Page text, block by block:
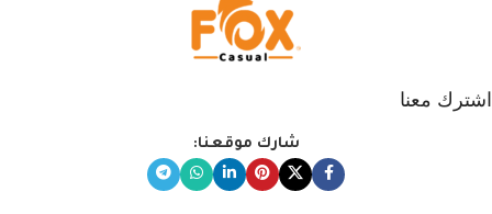
اشترك معنا
شارك موقعنا: